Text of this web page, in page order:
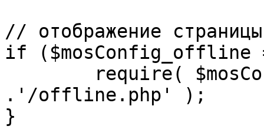
// отображение
if ($mosConfig_offline
.'/offline.php' );
}